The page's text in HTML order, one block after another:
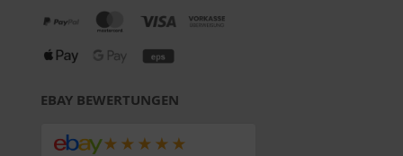
EBAY BEWERTUNGEN
★★★★★